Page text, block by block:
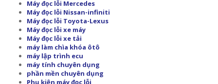
Máy đọc lỗi Mercedes
Máy đọc lỗi Nissan-infiniti
Máy đọc lỗi Toyota-Lexus
Máy đọc lỗi xe máy
Máy đọc lỗi xe tải
máy làm chìa khóa ôtô
máy lập trình ecu
máy tính chuyên dụng
phần mền chuyên dụng
Phụ kiện máy đọc lỗi